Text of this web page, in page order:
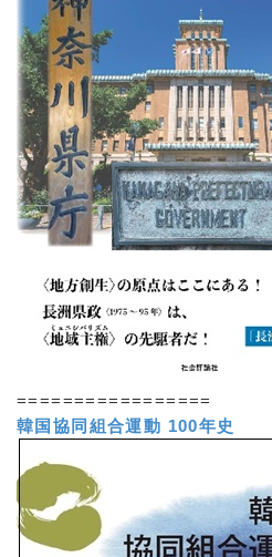
=================
韓国協同組合運動 100年史